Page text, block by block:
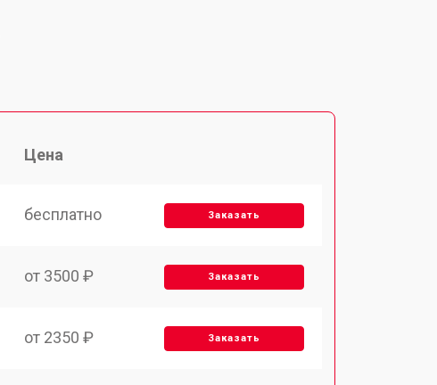
Цена
бесплатно Заказать
от 3500 ₽ Заказать
от 2350 ₽ Заказать